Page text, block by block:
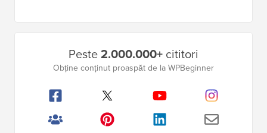
principală
Peste2.000.000+ cititori
Obține conținut proaspăt de la WPBeginner